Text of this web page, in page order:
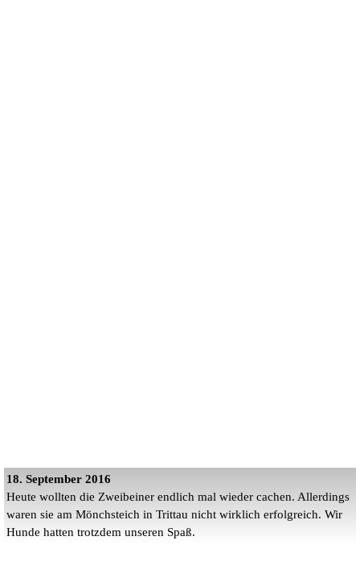
18. September 2016
Heute wollten die Zweibeiner endlich mal wieder cachen. Allerdings
waren sie am Mönchsteich in Trittau nicht wirklich erfolgreich. Wir
Hunde hatten trotzdem unseren Spaß.